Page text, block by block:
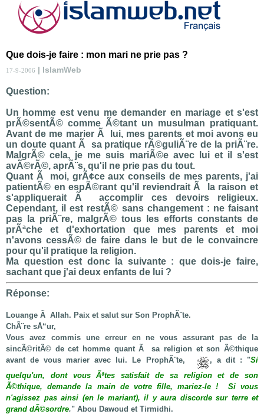
Que dois-je faire : mon mari ne prie pas ?
17-9-2006 | IslamWeb
Question:
Un homme est venu me demander en mariage et s'est
prÃ©sentÃ© comme Ã©tant un musulman pratiquant.
Avant de me marier Ã lui, mes parents et moi avons eu
un doute quant Ã sa pratique rÃ©guliÃ¨re de la priÃ¨re.
MalgrÃ© cela, je me suis mariÃ©e avec lui et il s'est
avÃ©rÃ©, aprÃ¨s, qu'il ne prie pas du tout.
Quant Ã moi, grÃ¢ce aux conseils de mes parents, j'ai
patientÃ© en espÃ©rant qu'il reviendrait Ã la raison et
s'appliquerait Ã accomplir ces devoirs religieux.
Cependant, il est restÃ© sans changement : ne faisant
pas la priÃ¨re, malgrÃ© tous les efforts constants de
prÃªche et d'exhortation que mes parents et moi
n'avons cessÃ© de faire dans le but de le convaincre
pour qu'il pratique la religion.
Ma question est donc la suivante : que dois-je faire,
sachant que j'ai deux enfants de lui ?
Réponse:
Louange Ã Allah. Paix et salut sur Son ProphÃ¨te.
ChÃ¨re sÅ“ur,
Vous avez commis une erreur en ne vous assurant pas de la
sincÃ©ritÃ© de cet homme quant Ã sa religion et son Ã©thique
avant de vous marier avec lui. Le ProphÃ¨te,
, a dit : "Si
quelqu'un, dont vous Ãªtes satisfait de sa religion et de son
Ã©thique, demande la main de votre fille, mariez-le ! Si vous
n'agissez pas ainsi (en le mariant), il y aura discorde sur terre et
grand dÃ©sordre." Abou Dawoud et Tirmidhi.